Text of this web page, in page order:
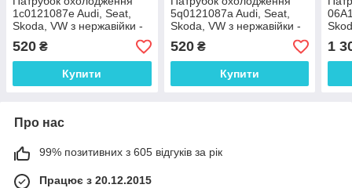
1c0121087e Audi, Seat,
Skoda, VW з нержавійки -
ДОВІЧНА ГАРАНТІЯ
520 ₴
Купити
5q0121087a Audi, Seat,
Skoda, VW з нержавійки -
ДОВІЧНА ГАРАНТІЯ
520₴
Купити
1
Про нас
99% позитивних з 605 відгуків за рік
Працює з 20.12.2015